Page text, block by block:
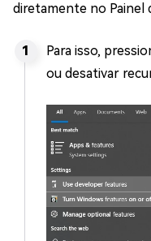
diretamente no Painel
Para isso,
ou desativar